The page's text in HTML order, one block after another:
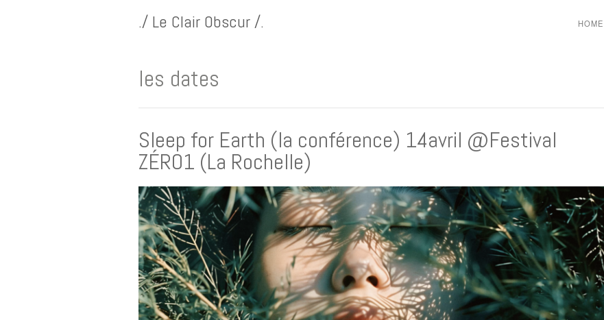
./ Le Clair Obscur /. HOME
les dates
Sleep for Earth (la conférence) 14avril @Festival
ZÉRO1 (La Rochelle)